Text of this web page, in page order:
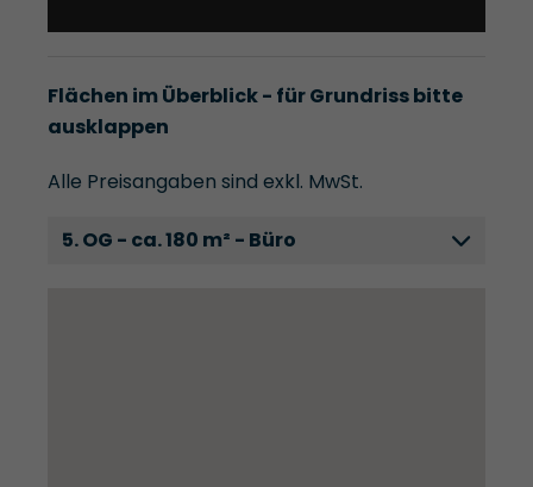
Flächen im Überblick - für Grundriss bitte
ausklappen
Alle Preisangaben sind exkl. MwSt.
5. OG - ca. 180 m² - Büro